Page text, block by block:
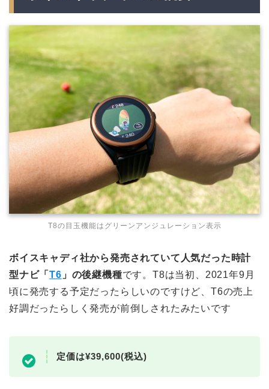
T8の目玉機能はグリーンアンジュレーション表示
ボイスキャディ社から発売されていて人気だった時計
型ナビ「T6 」の後継機種です。T8は当初、2021年9月
頃に発売する予定だったらしいのですけど、T6の売上
好調だったらしく発売が前倒しされたみたいです
定価は¥39,600(税込)